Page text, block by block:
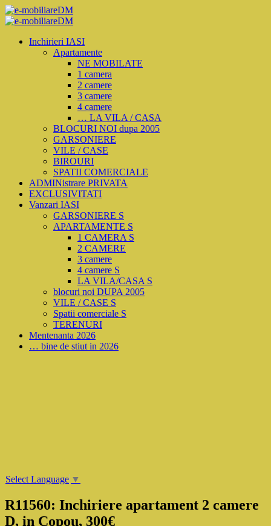
Inchirieri IASI
Apartamente
NE MOBILATE
1 camera
2 camere
3 camere
4 camere
… LA VILA / CASA
BLOCURI NOI dupa 2005
GARSONIERE
VILE / CASE
BIROURI
SPATII COMERCIALE
ADMINistrare PRIVATA
EXCLUSIVITATI
Vanzari IASI
GARSONIERE S
APARTAMENTE S
1 CAMERA S
2 CAMERE
3 camere
4 camere S
LA VILA/CASA S
blocuri noi DUPA 2005
VILE / CASE S
Spatii comerciale S
TERENURI
Mentenanta 2026
… bine de stiut in 2026
Select Language ▼
R11560: Inchiriere apartament 2 camere
D, in Copou, 300€